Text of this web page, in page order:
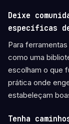
Deixe
específicas
Para
como uma
escolham o que
prática onde
estabeleçam
Tenha